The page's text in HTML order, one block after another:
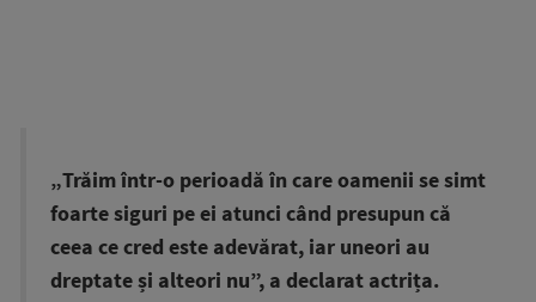
„Trăim într-o perioadă în care oamenii se simt
foarte siguri pe ei atunci când presupun că
ceea ce cred este adevărat, iar uneori au
dreptate și alteori nu”, a declarat actrița.